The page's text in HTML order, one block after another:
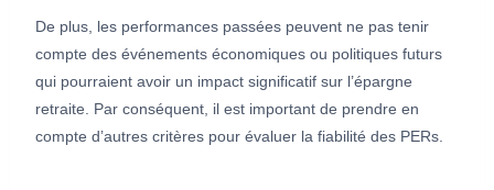
De plus, les performances passées peuvent ne pas tenir
compte des événements économiques ou politiques futurs
qui pourraient avoir un impact significatif sur l’épargne
retraite. Par conséquent, il est important de prendre en
compte d’autres critères pour évaluer la fiabilité des PERs.